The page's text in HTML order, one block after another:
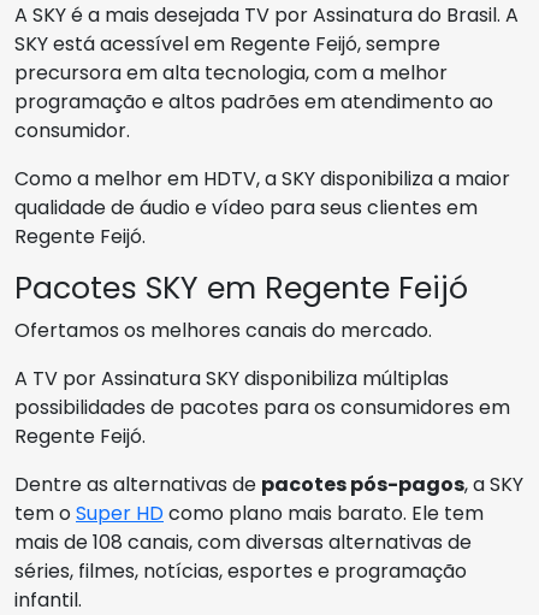
A SKY é a mais desejada TV por Assinatura do Brasil. A
SKY está acessível em Regente Feijó, sempre
precursora em alta tecnologia, com a melhor
programação e altos padrões em atendimento ao
consumidor.
Como a melhor em HDTV, a SKY disponibiliza a maior
qualidade de áudio e vídeo para seus clientes em
Regente Feijó.
Pacotes SKY em Regente Feijó
Ofertamos os melhores canais do mercado.
A TV por Assinatura SKY disponibiliza múltiplas
possibilidades de pacotes para os consumidores em
Regente Feijó.
Dentre as alternativas de pacotes pós-pagos, a SKY
tem oSuper HDcomo plano mais barato. Ele tem
mais de 108 canais, com diversas alternativas de
séries, filmes, notícias, esportes e programação
infantil.